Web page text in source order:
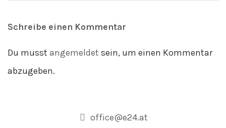
Schreibe einen Kommentar
Du musst angemeldet sein, um einen Kommentar
abzugeben.
office@e24.at